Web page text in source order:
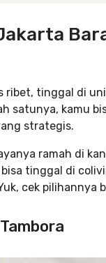
ribet, tinggal di
satunya, kamu
strategis.
ramah di
tinggal di
cek pilihannya